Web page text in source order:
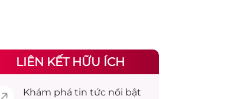
LIÊN KẾT HỮU ÍCH
Khám phá tin tức nổi bật